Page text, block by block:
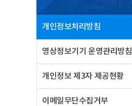
개인정보처리방침
영상정보기기 운영관리방침
개인정보 제3자 제공현황
이메일무단수집거부